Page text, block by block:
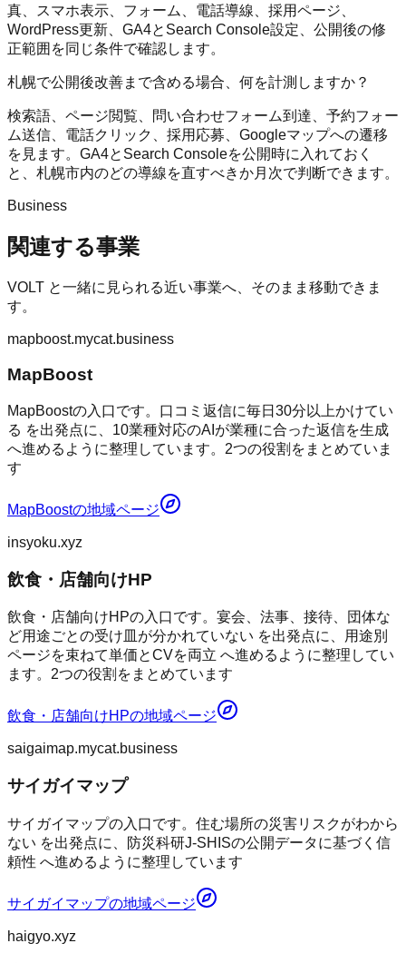
真、スマホ表示、フォーム、電話導線、採用ページ、
WordPress更新、GA4とSearch Console設定、公開後の修
正範囲を同じ条件で確認します。
札幌で公開後改善まで含める場合、何を計測しますか？
検索語、ページ閲覧、問い合わせフォーム到達、予約フォー
ム送信、電話クリック、採用応募、Googleマップへの遷移
を見ます。GA4とSearch Consoleを公開時に入れておく
と、札幌市内のどの導線を直すべきか月次で判断できます。
Business
関連する事業
VOLT と一緒に見られる近い事業へ、そのまま移動できま
す。
mapboost.mycat.business
MapBoost
MapBoostの入口です。口コミ返信に毎日30分以上かけてい
る を出発点に、10業種対応のAIが業種に合った返信を生成
へ進めるように整理しています。2つの役割をまとめていま
す
MapBoostの地域ページ
insyoku.xyz
飲食・店舗向けHP
飲食・店舗向けHPの入口です。宴会、法事、接待、団体な
ど用途ごとの受け皿が分かれていない を出発点に、用途別
ページを束ねて単価とCVを両立 へ進めるように整理してい
ます。2つの役割をまとめています
飲食・店舗向けHPの地域ページ
saigaimap.mycat.business
サイガイマップ
サイガイマップの入口です。住む場所の災害リスクがわから
ない を出発点に、防災科研J-SHISの公開データに基づく信
頼性 へ進めるように整理しています
サイガイマップの地域ページ
haigyo.xyz